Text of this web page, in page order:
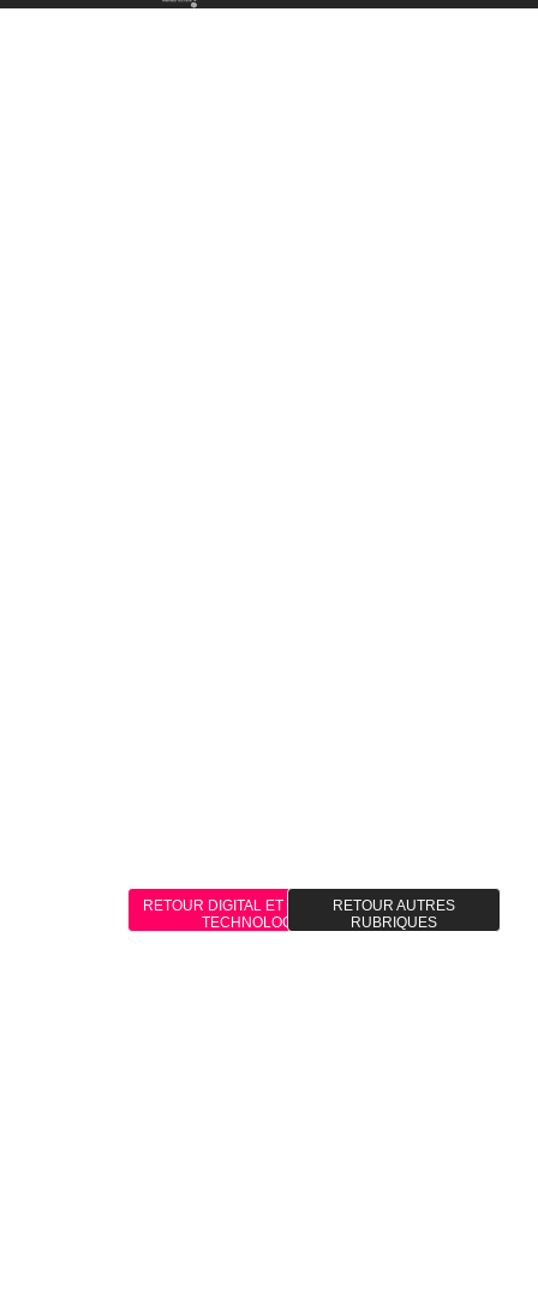
RETOUR DIGITAL ET NOUVELLES
TECHNOLOGIES
RETOUR AUTRES
RUBRIQUES